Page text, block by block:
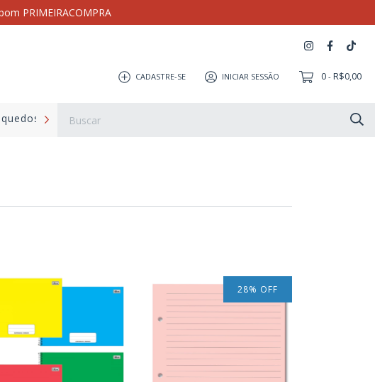
PRIMEIRACOMPRA
CADASTRE-SE INICIAR SESSÃO 0 - R$0,00
Artesanato Eletrônicos
28% OFF